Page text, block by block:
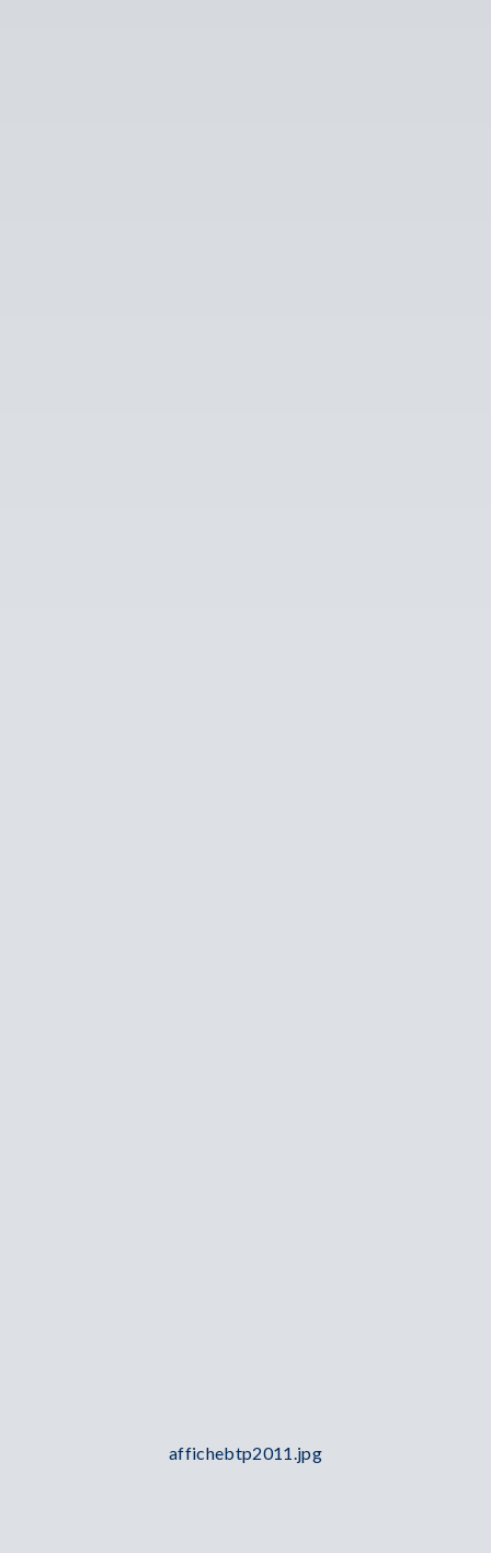
affichebtp2011.jpg